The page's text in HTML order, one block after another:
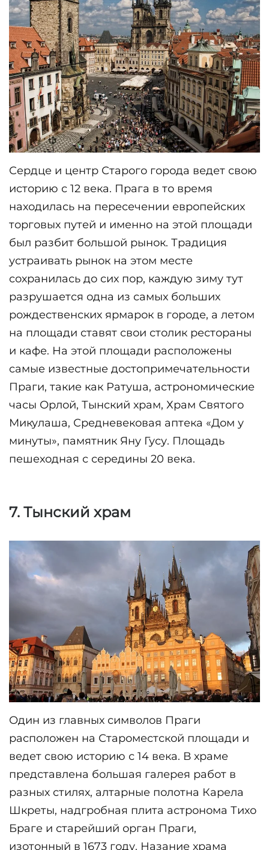
Сердце и центр Старого города ведет свою
историю с 12 века. Прага в то время
находилась на пересечении европейских
торговых путей и именно на этой площади
был разбит большой рынок. Традиция
устраивать рынок на этом месте
сохранилась до сих пор, каждую зиму тут
разрушается одна из самых больших
рождественских ярмарок в городе, а летом
на площади ставят свои столик рестораны
и кафе. На этой площади расположены
самые известные достопримечательности
Праги, такие как Ратуша, астрономические
часы Орлой, Тынский храм, Храм Святого
Микулаша, Средневековая аптека «Дом у
минуты», памятник Яну Гусу. Площадь
пешеходная с середины 20 века.
7. Тынский храм
Один из главных символов Праги
расположен на Староместской площади и
ведет свою историю с 14 века. В храме
представлена большая галерея работ в
разных стилях, алтарные полотна Карела
Шкреты, надгробная плита астронома Тихо
Браге и старейший орган Праги,
изотонный в 1673 году. Назание храма